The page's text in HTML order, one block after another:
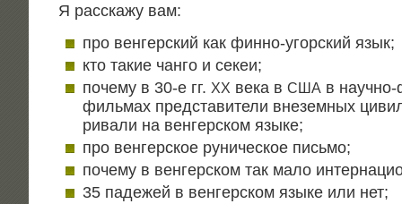
Я рас­ска­жу вам:
про вен­гер­ский как фин­но-угор­ский язык;
кто такие чан­го и секеи;
поче­му в 30‑е гг.XX века вСША в науч­но-
филь­мах пред­ста­ви­те­ли вне­зем­ных
ри­ва­ли на вен­гер­ском языке;
про вен­гер­ское руни­че­ское письмо;
поче­му в вен­гер­ском так мало
35 паде­жей в вен­гер­ском язы­ке или нет;